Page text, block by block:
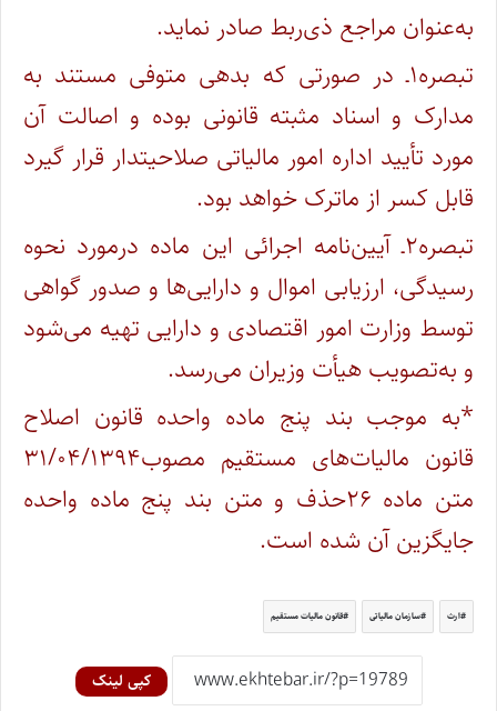
به‌عنوان مراجع ذی‌ربط صادر نماید.
تبصره۱ـ در صورتی که بدهی متوفی مستند به
مدارک و اسناد مثبته قانونی بوده و اصالت آن
مورد تأیید اداره امور مالیاتی صلاحیتدار قرار گیرد
قابل کسر از ماترک خواهد بود.
تبصره۲ـ آیین‌نامه اجرائی این ماده درمورد نحوه
رسیدگی، ارزیابی اموال و دارایی‌ها و صدور گواهی
توسط وزارت امور اقتصادی و دارایی تهیه می‌شود
و به‌تصویب هیأت وزیران می‌رسد.
*به موجب بند پنج ماده واحده قانون اصلاح
قانون مالیات‌های مستقیم مصوب۳۱/۰۴/۱۳۹۴
متن ماده ۲۶حذف و متن بند پنج ماده واحده
جایگزین آن شده است.
ارث سازمان مالیاتی قانون مالیات مستقیم
کپی لینک